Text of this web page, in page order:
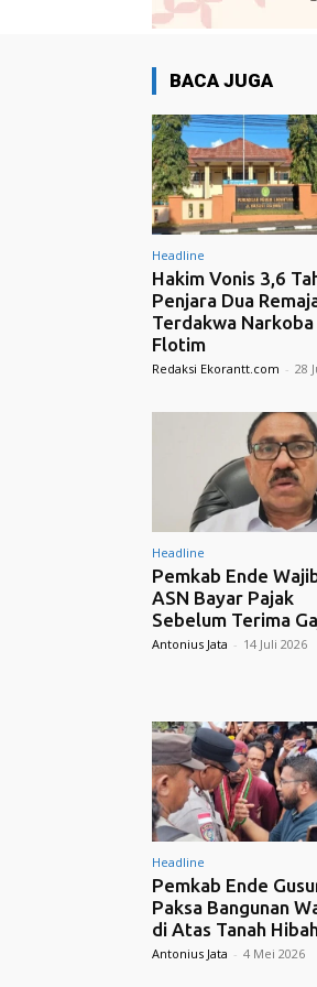
BACA JUGA
Headline
Hakim Vonis 3,6
Penjara Dua
Terdakwa
Flotim
Redaksi Ekorantt.com - 28
Headline
Pemkab Ende
ASN Bayar Pajak
Sebelum Terima
Antonius Jata - 14 Juli 2026
Headline
Pemkab Ende
Paksa Bangunan
di Atas Tanah
Antonius Jata - 4 Mei 2026